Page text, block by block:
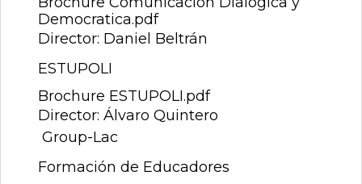
Democratica.pdf
Director: Daniel Beltrán
ESTUPOLI
Brochure ESTUPOLI.pdf
Director: Álvaro Quintero
Group-Lac
Formación de Educadores